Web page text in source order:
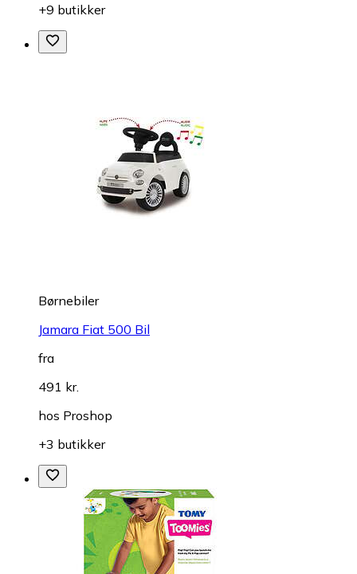
+9 butikker
Børnebiler
Jamara Fiat 500 Bil
fra
491 kr.
hos Proshop
+3 butikker